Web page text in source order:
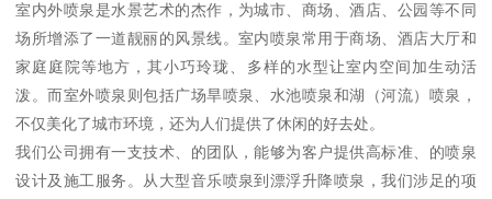
室内外喷泉是水景艺术的杰作，为城市、商场、酒店、公园等不同
场所增添了一道靓丽的风景线。室内喷泉常用于商场、酒店大厅和
家庭庭院等地方，其小巧玲珑、多样的水型让室内空间加生动活
泼。而室外喷泉则包括广场旱喷泉、水池喷泉和湖（河流）喷泉，
不仅美化了城市环境，还为人们提供了休闲的好去处。
我们公司拥有一支技术、的团队，能够为客户提供高标准、的喷泉
设计及施工服务。从大型音乐喷泉到漂浮升降喷泉，我们涉足的项